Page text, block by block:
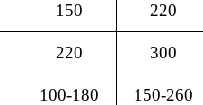
150 220
220 300
100-180 150-260